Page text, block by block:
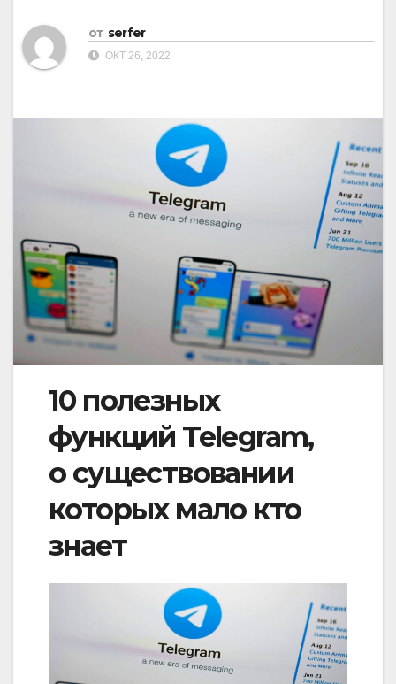
от serfer
ОКТ 26, 2022
10 полезных
функций Telegram,
о существовании
которых мало кто
знает